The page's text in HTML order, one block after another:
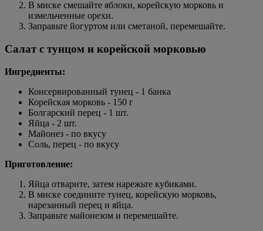
В миске смешайте яблоки, корейскую морковь и
измельченные орехи.
Заправьте йогуртом или сметаной, перемешайте.
Салат с тунцом и корейской морковью
Ингредиенты:
Консервированный тунец - 1 банка
Корейская морковь - 150 г
Болгарский перец - 1 шт.
Яйца - 2 шт.
Майонез - по вкусу
Соль, перец - по вкусу
Приготовление:
Яйца отварите, затем нарежьте кубиками.
В миске соедините тунец, корейскую морковь,
нарезанный перец и яйца.
Заправьте майонезом и перемешайте.